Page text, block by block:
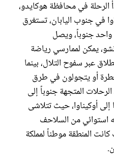
الرحلة في محافظة هوكايدو،
في جنوب اليابان، تستغرق
واحد جنوباً، ويصل
يمكن لممارسي رياضة
عبر سفوح التلال، بينما
أو يتجولون في طرق
المتجهة جنوباً إلى
أوكيناوا، حيث تتلاشى
استوائي من السلاحف
المنطقة موطناً لمملكة